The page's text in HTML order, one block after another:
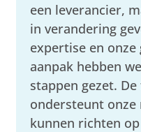
een leverancier,
in verandering
expertise en onze
aanpak hebben
stappen gezet.
ondersteunt onze
kunnen richten